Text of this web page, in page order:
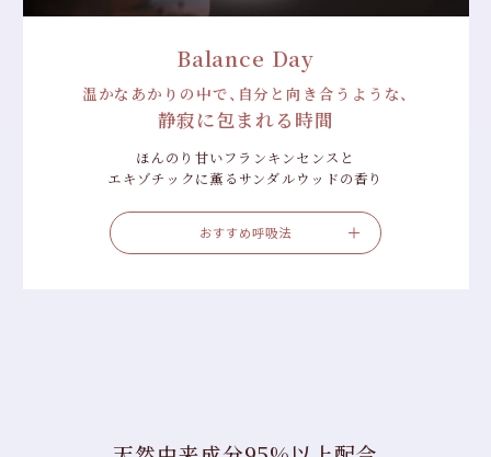
Balance Day
温かなあかりの中で、自分と向き合うような、
静寂に包まれる時間
ほんのり甘いフランキンセンスと
エキゾチックに薫るサンダルウッドの香り
おすすめ呼吸法